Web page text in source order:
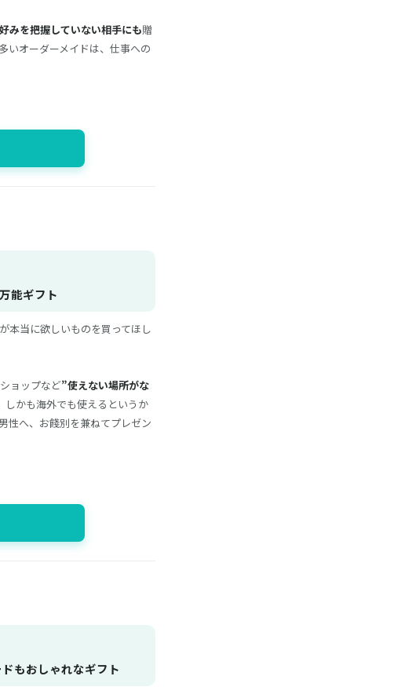
みを把握していない相手にも贈
いオーダーメイドは、仕事への
能ギフト
本当に欲しいものを買ってほし
ョップなど”使えない場所がな
しかも海外でも使えるというか
性へ、お餞別を兼ねてプレゼン
もおしゃれなギフト